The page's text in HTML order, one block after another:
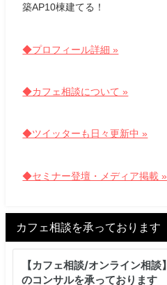
築AP10棟建てる！
◆プロフィール詳細 »
◆カフェ相談について »
◆ツイッターも日々更新中 »
◆セミナー登壇・メディア掲載 »
カフェ相談を承っております